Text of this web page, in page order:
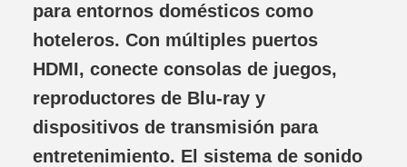
para entornos domésticos como
hoteleros. Con múltiples puertos
HDMI, conecte consolas de juegos,
reproductores de Blu-ray y
dispositivos de transmisión para
entretenimiento. El sistema de sonido